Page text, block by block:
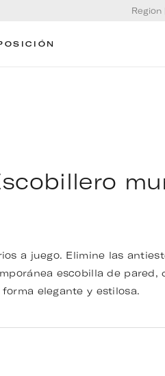
Region
a juego. Elimine las
escobilla de pared,
elegante y estilosa.